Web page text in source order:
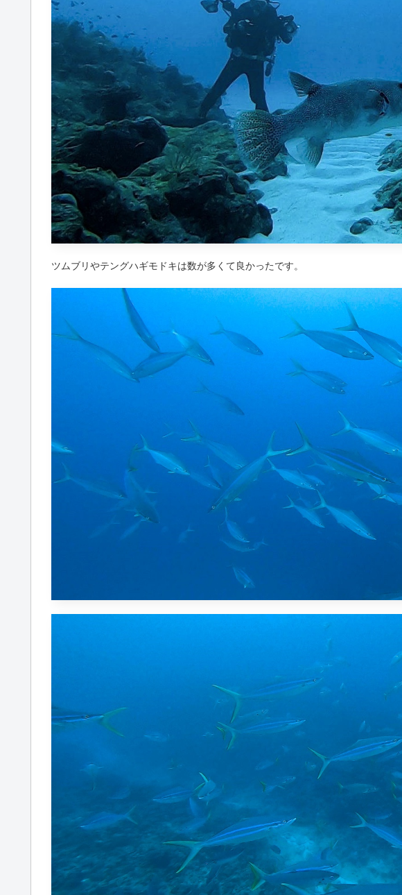
ツムブリやテングハギモドキは数が多くて良かったです。